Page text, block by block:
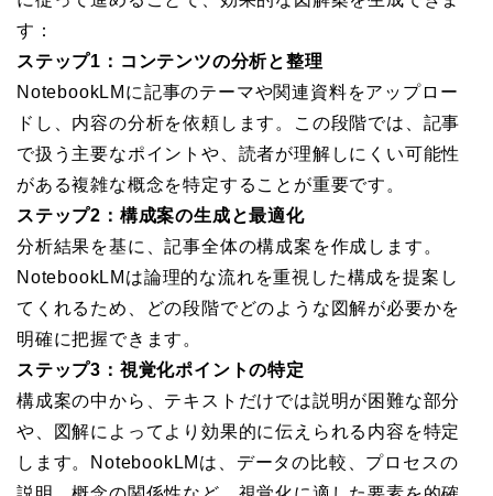
す：
ステップ1：コンテンツの分析と整理
NotebookLMに記事のテーマや関連資料をアップロー
ドし、内容の分析を依頼します。この段階では、記事
で扱う主要なポイントや、読者が理解しにくい可能性
がある複雑な概念を特定することが重要です。
ステップ2：構成案の生成と最適化
分析結果を基に、記事全体の構成案を作成します。
NotebookLMは論理的な流れを重視した構成を提案し
てくれるため、どの段階でどのような図解が必要かを
明確に把握できます。
ステップ3：視覚化ポイントの特定
構成案の中から、テキストだけでは説明が困難な部分
や、図解によってより効果的に伝えられる内容を特定
します。NotebookLMは、データの比較、プロセスの